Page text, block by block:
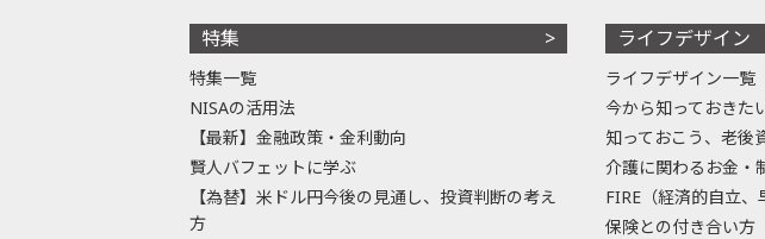
特集
特集一覧
NISAの活用法
【最新】金融政策・金利動向
賢人バフェットに学ぶ
【為替】米ドル円今後の見通し、投資判断の考え
方
ライフデザイン
ライフデザイン一覧
今から知っておきた
知っておこう、老後
介護に関わるお金・
FIRE（経済的自立、
保険との付き合い方